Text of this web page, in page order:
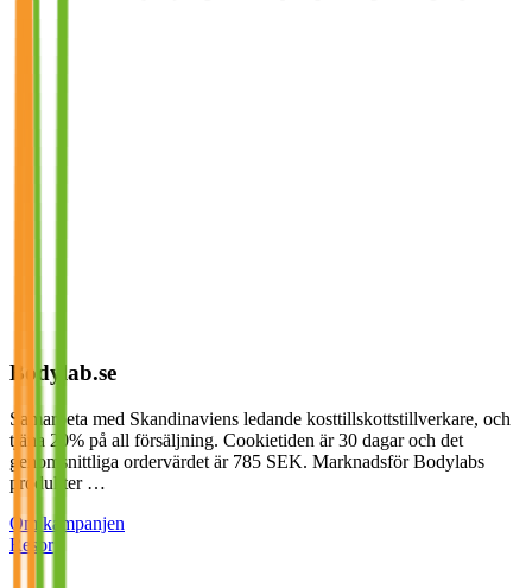
Bodylab.se
Samarbeta med Skandinaviens ledande kosttillskottstillverkare, och
tjäna 20% på all försäljning. Cookietiden är 30 dagar och det
genomsnittliga ordervärdet är 785 SEK. Marknadsför Bodylabs
produkter …
Om kampanjen
Resor